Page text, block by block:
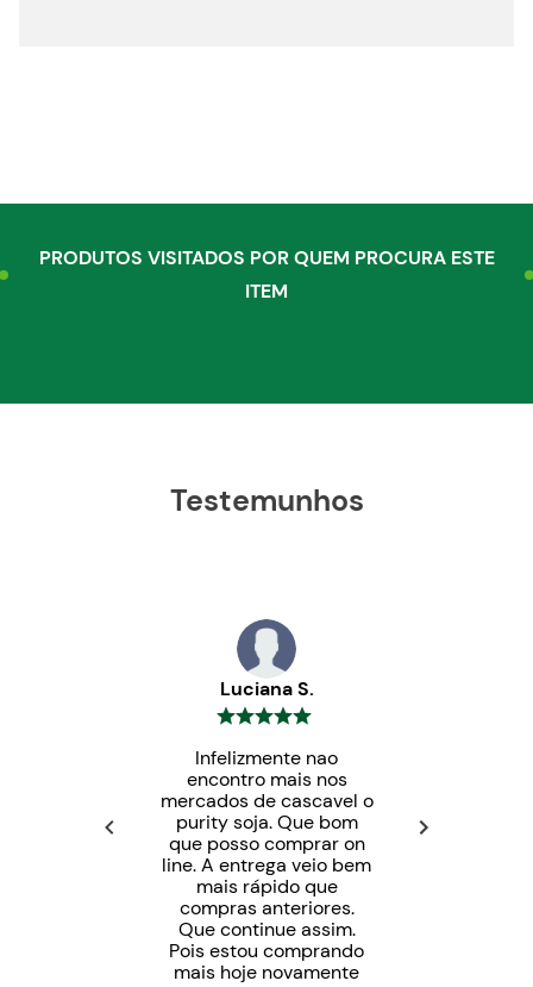
PRODUTOS VISITADOS POR QUEM PROCURA ESTE
ITEM
Testemunhos
Luciana S.
Infelizmente nao
encontro mais nos
mercados de cascavel o
purity soja. Que bom
que posso comprar on
line. A entrega veio bem
mais rápido que
compras anteriores.
Que continue assim.
Pois estou comprando
mais hoje novamente